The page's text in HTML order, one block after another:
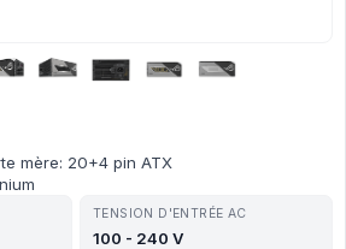
mère: 20+4 pin ATX
TENSION D'ENTRÉE AC
100 - 240 V